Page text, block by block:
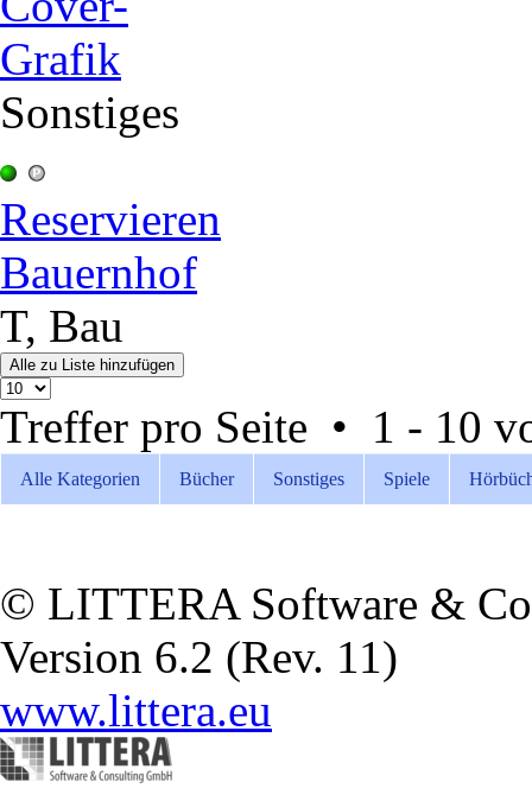
Sonstiges
Reservieren
Bauernhof
T, Bau
Treffer pro Seite • 1 - 10
Alle Kategorien Bücher Sonstiges Spiele
© LITTERA Software &
Version 6.2 (Rev. 11)
www.littera.eu